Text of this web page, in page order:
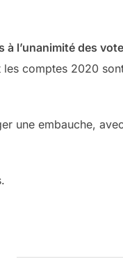
l’unanimité des
comptes 2020
une embauche,